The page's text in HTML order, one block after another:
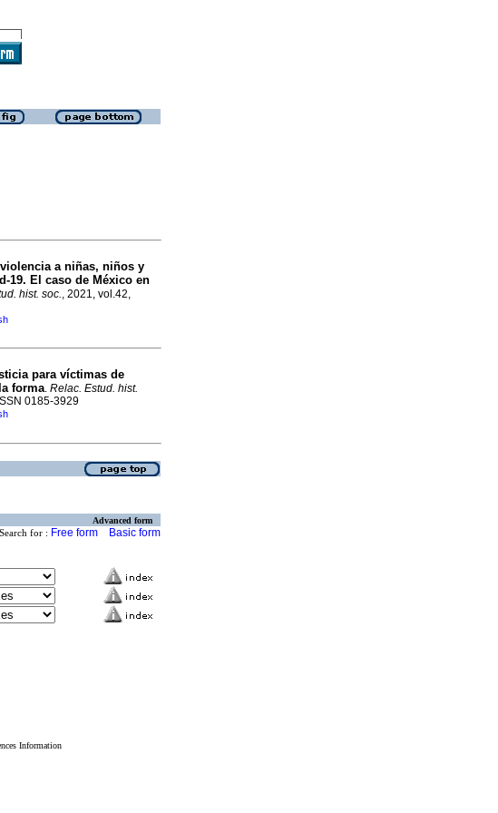
a niñas, niños y
19. El caso de México en
hist. soc., 2021, vol.42,
para víctimas de
forma. Relac. Estud. hist.
0185-3929
Advanced form
Search for : Free form Basic form
Information